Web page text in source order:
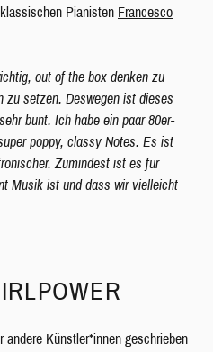
Pianisten Francesco
out of the box denken zu
zu setzen. Deswegen ist dieses
bunt. Ich habe ein paar 80er-
poppy, classy Notes. Es ist
Zumindest ist es für
Musik ist und dass wir vielleicht
Künstler*innen geschrieben